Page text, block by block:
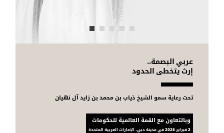
عربي البصمة..
إرث يتخطى الحدود
تحت رعاية سمو الشيخ ذياب بن محمد بن زايد آل نهيان
وبالتعاون مع القمة العالمية للحكومات
2 فبراير 2026 في مدينة دبي، الإمارات العربية المتحدة